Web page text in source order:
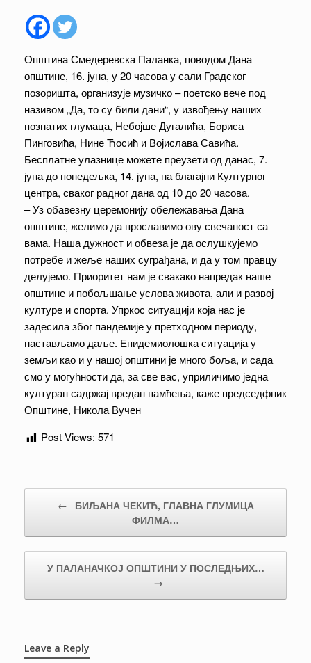
Општина Смедеревска Паланка, поводом Дана
општине, 16. јуна, у 20 часова у сали Градског
позоришта, организује музичко – поетско вече под
називом „Да, то су били дани“, у извођењу наших
познатих глумаца, Небојше Дугалића, Бориса
Пинговића, Нине Ћосић и Војислава Савића.
Бесплатне улазнице можете преузети од данас, 7.
јуна до понедељка, 14. јуна, на благајни Културног
центра, сваког радног дана од 10 до 20 часова.
– Уз обавезну церемонију обележавања Дана
општине, желимо да прославимо ову свечаност са
вама. Наша дужност и обвеза је да ослушкујемо
потребе и жеље наших суграђана, и да у том правцу
делујемо. Приоритет нам је свакако напредак наше
општине и побољшање услова живота, али и развој
културе и спорта. Упркос ситуацији која нас је
задесила због пандемије у претходном периоду,
настављамо даље. Епидемиолошка ситуација у
земљи као и у нашој општини је много боља, и сада
смо у могућности да, за све вас, уприличимо једна
културан садржај вредан памћења, каже председфник
Општине, Никола Вучен
Post Views: 571
←
БИЉАНА ЧЕКИЋ, ГЛАВНА ГЛУМИЦА
ФИЛМА…
У ПАЛАНАЧКОЈ ОПШТИНИ У ПОСЛЕДЊИХ…
→
Leave a Reply